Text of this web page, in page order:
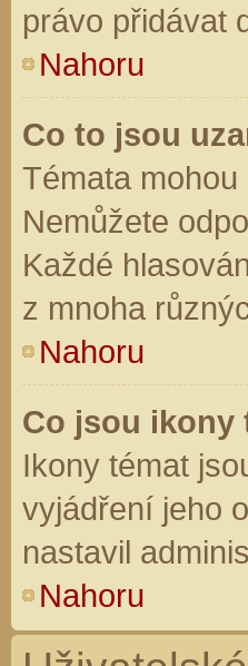
právo přidávat
Nahoru
Co to jsou
Témata
Nemůžete
Každé
z mnoha
Nahoru
Co jsou ikony
Ikony témat
vyjádření jeho
nastavil
Nahoru